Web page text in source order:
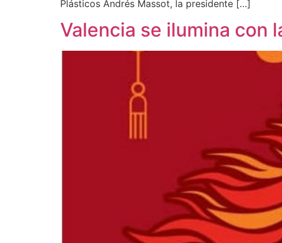
Plásticos Andrés Massot, la presidente […]
Valencia se ilumina con